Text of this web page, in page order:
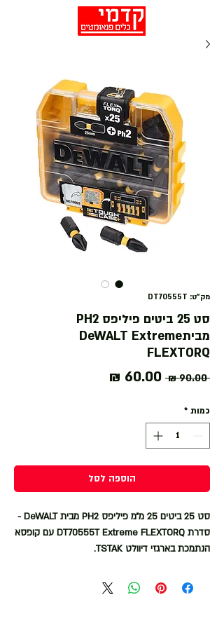
מק"ט: DT70555T
סט 25 ביטים פיליפס PH2
מביתDeWALT Extreme
FLEXTORQ
‏90.00 ‏₪
מחיר
כמות *
הוספה לסל
סט 25 ביטים 25 מ״מ פיליפס PH2 מבית DeWALT -
סדרת DT70555T Extreme FLEXTORQ עם קופסא
הנתמכת בארגזי דיוולט TSTAK.
לעמוד במומנט ובעוצמה של מברגות האימפקט